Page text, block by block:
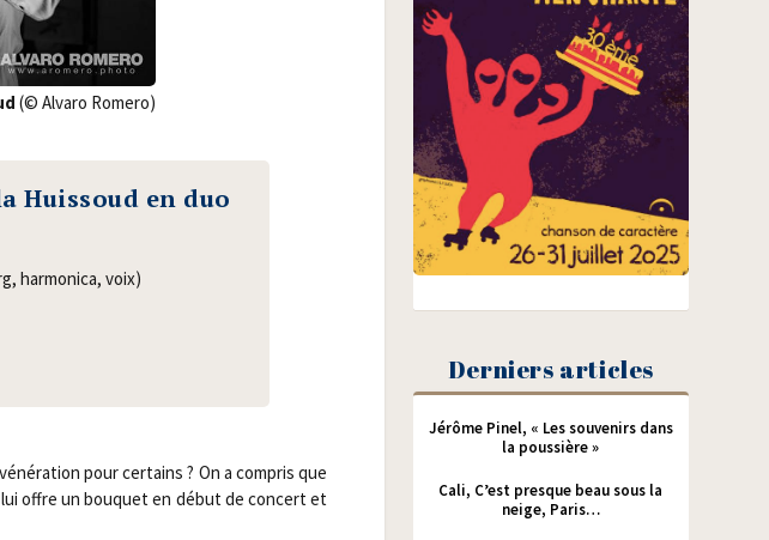
(© Alva­ro Romero)
Huissoud en duo
har­mo­ni­ca, voix)
pour cer­tains ? On a com­pris que
offre un bou­quet en début de concert et
Derniers articles
Jérôme Pinel, « Les souvenirs dans
la poussière »
Cali, C’est presque beau sous la
neige, Paris…